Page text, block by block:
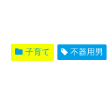
子育て 不器用男